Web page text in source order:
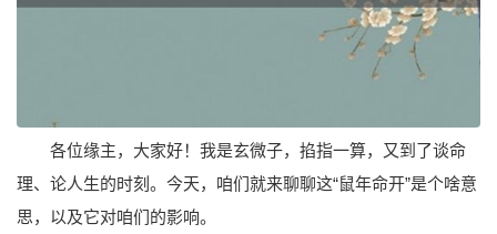
各位缘主，大家好！我是玄微子，掐指一算，又到了谈命
理、论人生的时刻。今天，咱们就来聊聊这“鼠年命开”是个啥意
思，以及它对咱们的影响。